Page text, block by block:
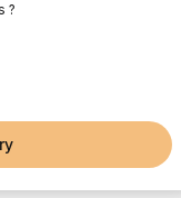
?
loss
stop loss
stop loss
pour les traders
examiner ce
ainsi que ses
également des